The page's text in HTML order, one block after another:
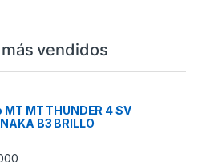
vendidos
MT MT THUNDER 4 SV
B3 BRILLO